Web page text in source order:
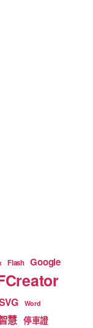
Flash Google
Word
慧 停車證